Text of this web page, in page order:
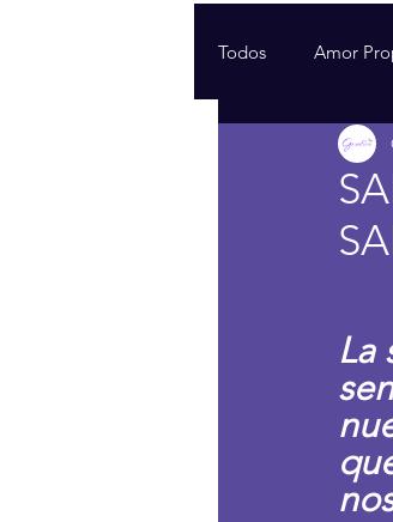
Todos Amor
La